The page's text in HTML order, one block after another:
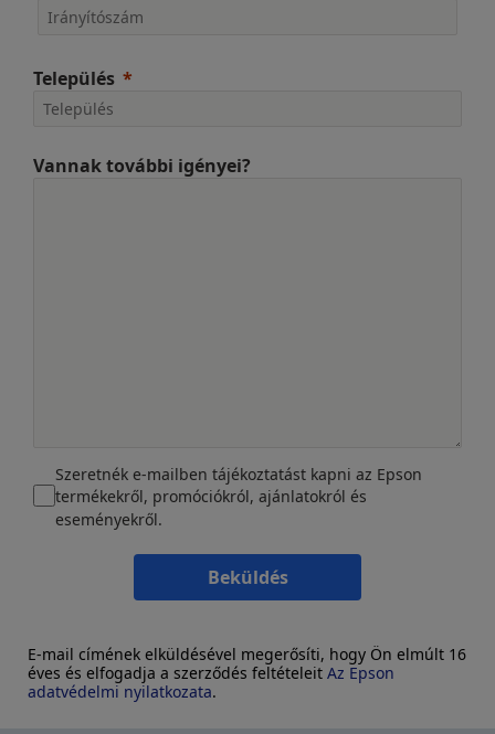
Település
Vannak további igényei?
Szeretnék e-mailben tájékoztatást kapni az Epson
termékekről, promóciókról, ajánlatokról és
eseményekről.
Beküldés
E-mail címének elküldésével megerősíti, hogy Ön elmúlt 16
éves és elfogadja a szerződés feltételeit Az Epson
adatvédelmi nyilatkozata.